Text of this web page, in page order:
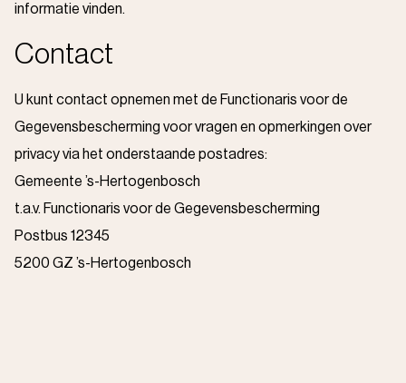
informatie vinden.
Contact
U kunt contact opnemen met de Functionaris voor de
Gegevensbescherming voor vragen en opmerkingen over
privacy via het onderstaande postadres:
Gemeente ’s-Hertogenbosch
t.a.v. Functionaris voor de Gegevensbescherming
Postbus 12345
5200 GZ ’s-Hertogenbosch